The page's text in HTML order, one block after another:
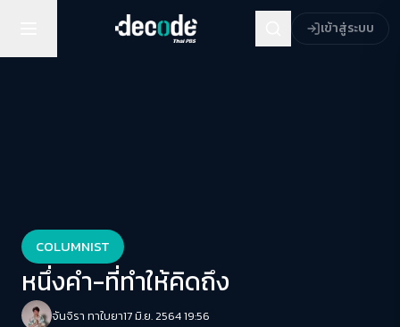
เข้าสู่ระบบ
COLUMNIST
หนึ่งคำ-ที่ทำให้คิดถึง
จันจิรา ทาใบยา17 มิ.ย. 2564 19:56